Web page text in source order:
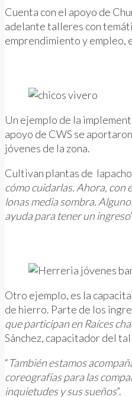
Cuenta con el apoyo de
adelante talleres con
emprendimiento y empleo,
Un ejemplo de la
apoyo de CWS se
jóvenes de la zona.
Cultivan plantas de
cómo cuidarlas. Ahora, con
lonas media sombra.
ayuda para tener un ingreso
Otro ejemplo, es la
de hierro. Parte de los
que participan en Raíces
Sánchez, capacitador del
“También estamos
coreografías para las
inquietudes y sus sueños”.